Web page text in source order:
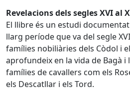
Revelacions dels segles XVI al
El llibre és un estudi
llarg període que va del segle
famílies nobiliàries dels Còdol i
aprofundeix en la vida de Bagà i
famílies de cavallers com els
els Descatllar i els Tord.